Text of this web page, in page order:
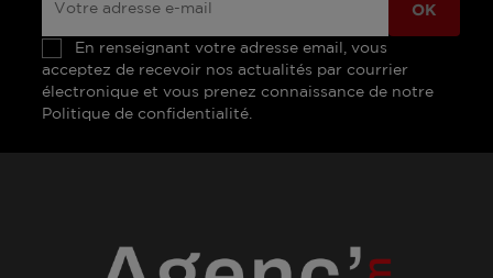
En renseignant votre adresse email, vous
acceptez de recevoir nos actualités par courrier
électronique et vous prenez connaissance de notre
Politique de confidentialité.